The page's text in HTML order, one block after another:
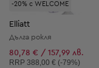
-20% с WELCOME
Elliatt
Дълга рокля
80,78 € / 157,99 лв.
Препоръчителна цена:
RRP 388,00 € (-79%)